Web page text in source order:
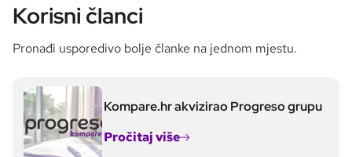
Korisni članci
Pronađi usporedivo bolje članke na jednom mjestu.
Kompare.hr akvizirao Progreso grupu
Pročitaj više